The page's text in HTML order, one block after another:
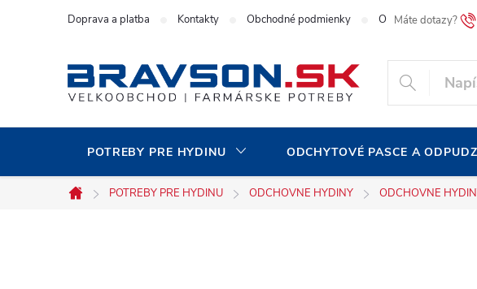
Doprava a platba Kontakty Obchodné podmienky O našej spoločnosti
POTREBY PRE HYDINU ODCHYTOVÉ PASCE A
Domov
POTREBY PRE HYDINU ODCHOVNE HYDINY ODCHOVNE